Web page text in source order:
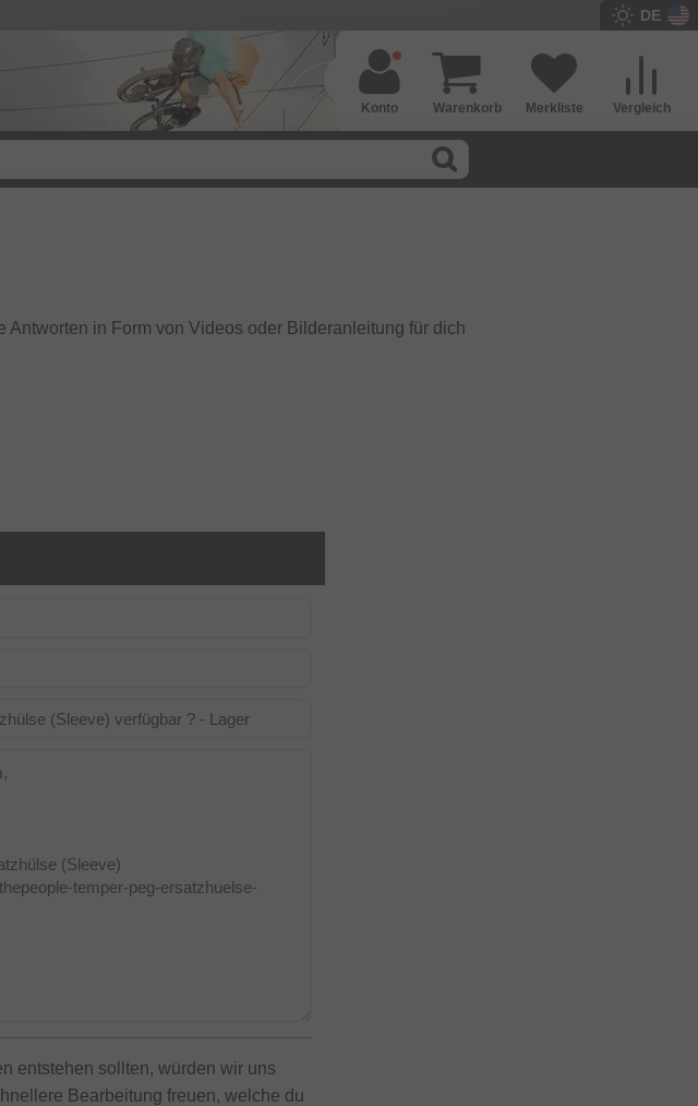
DE
Vergleich
Merkliste
Warenkorb
Konto
in Form von Videos oder Bilderanleitung für dich
entstehen sollten, würden wir uns
Bearbeitung freuen, welche du